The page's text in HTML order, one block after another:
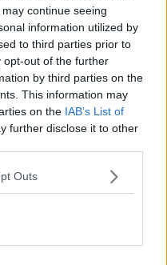
continue seeing
information utilized by
to third parties prior to
opt-out of the further
by third parties on the
This information may
on the IAB’s List of
further disclose it to other
Outs
von
über den
seiner Arbeit
Renntagen und Etappen,
Echtzeit begleitet und
fortlaufend
Theo als
beim Online-
studiert er
Theo arbeitet